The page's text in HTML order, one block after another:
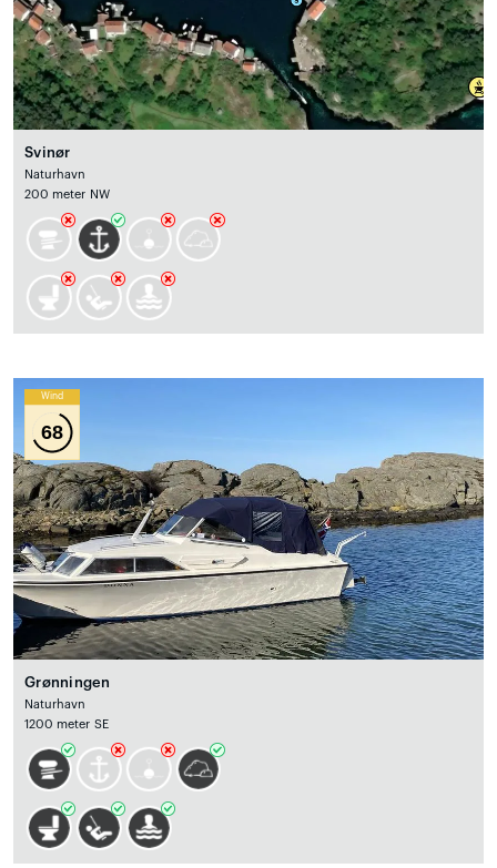
Svinør
Naturhavn
200 meter NW
Wind
68
Grønningen
Naturhavn
1200 meter SE